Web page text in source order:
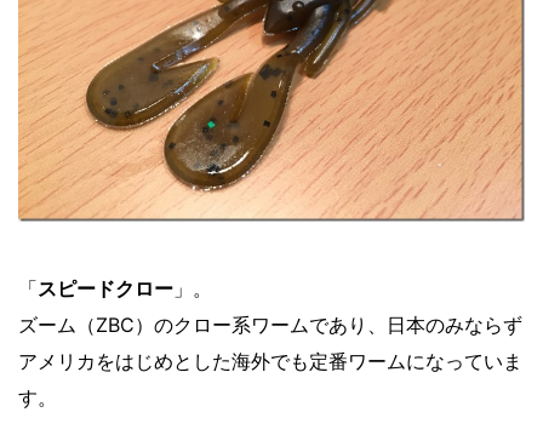
「スピードクロー 」。
ズーム（ZBC）のクロー系ワームであり、日本のみならず
アメリカをはじめとした海外でも定番ワームになっていま
す。